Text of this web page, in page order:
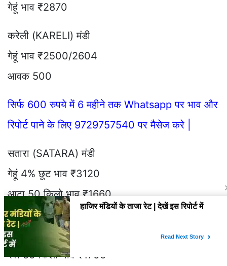
गेहूं भाव ₹2870
करेली (KARELI) मंडी
गेहूं भाव ₹2500/2604
आवक 500
सिर्फ 600 रुपये में 6 महीने तक Whatsapp पर भाव और
रिपोर्ट पाने के लिए 9729757540 पर मैसेज करे |
सतारा (SATARA) मंडी
गेहूं 4% छूट भाव ₹3120
आटा 50 किलो भाव ₹1660
तंदूरी आटा 50 किलो भाव ₹1760
मैदा बेकरी 50 किलो भाव ₹1690
रवा 50 किलो भाव ₹1700